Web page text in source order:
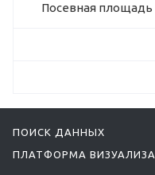
Посевная
ПОИСК ДАННЫХ
ПЛАТФОРМА